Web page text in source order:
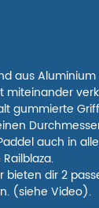
aus
gummierte
auch in
bieten dir 2
(siehe Video).